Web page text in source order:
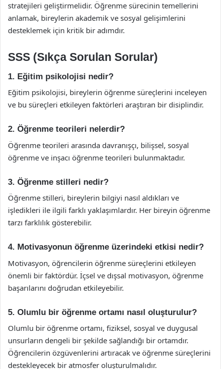
stratejileri geliştirmelidir. Öğrenme sürecinin temellerini
anlamak, bireylerin akademik ve sosyal gelişimlerini
desteklemek için kritik bir adımdır.
SSS (Sıkça Sorulan Sorular)
1. Eğitim psikolojisi nedir?
Eğitim psikolojisi, bireylerin öğrenme süreçlerini inceleyen
ve bu süreçleri etkileyen faktörleri araştıran bir disiplindir.
2. Öğrenme teorileri nelerdir?
Öğrenme teorileri arasında davranışçı, bilişsel, sosyal
öğrenme ve inşacı öğrenme teorileri bulunmaktadır.
3. Öğrenme stilleri nedir?
Öğrenme stilleri, bireylerin bilgiyi nasıl aldıkları ve
işledikleri ile ilgili farklı yaklaşımlardır. Her bireyin öğrenme
tarzı farklılık gösterebilir.
4. Motivasyonun öğrenme üzerindeki etkisi nedir?
Motivasyon, öğrencilerin öğrenme süreçlerini etkileyen
önemli bir faktördür. İçsel ve dışsal motivasyon, öğrenme
başarılarını doğrudan etkileyebilir.
5. Olumlu bir öğrenme ortamı nasıl oluşturulur?
Olumlu bir öğrenme ortamı, fiziksel, sosyal ve duygusal
unsurların dengeli bir şekilde sağlandığı bir ortamdır.
Öğrencilerin özgüvenlerini artıracak ve öğrenme süreçlerini
destekleyecek bir atmosfer oluşturulmalıdır.